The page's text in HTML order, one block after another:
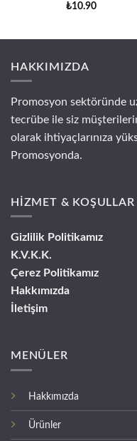
₺10.90
HAKKIMIZDA
Promosyon sektöründe
tecrübe ile siz
olarak ihtiyaçlarınıza
Promosyonda.
HİZMET & KOŞULLAR
Gizlilik Politikamız
K.V.K.K.
Çerez Politikamız
Hakkımızda
İletişim
MENÜLER
Hakkımızda
Ürünler